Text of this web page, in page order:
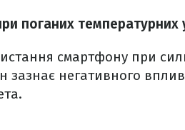
поганих температурних
смартфону при
зазнає негативного